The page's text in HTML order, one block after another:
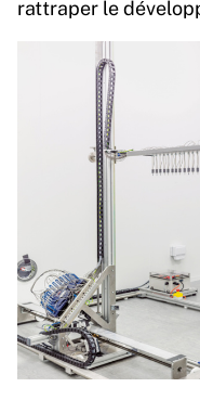
rattraper le